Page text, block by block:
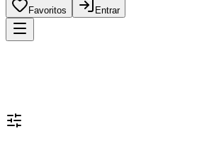
Favoritos Entrar